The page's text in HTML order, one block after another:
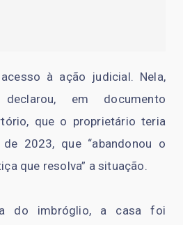
à ação judicial. Nela,
em documento
que o proprietário teria
2023, que “abandonou o
que resolva” a situação.
do imbróglio, a casa foi